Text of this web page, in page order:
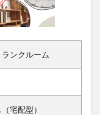
ンクルーム
宅配型）